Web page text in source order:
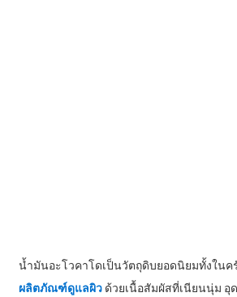
น้ำมันอะโวคาโดเป็นวัตถุดิบยอดนิยมทั้งใน
ผลิตภัณฑ์ดูแลผิวด้วยเนื้อสัมผัสที่เนียนนุ่ม อุ